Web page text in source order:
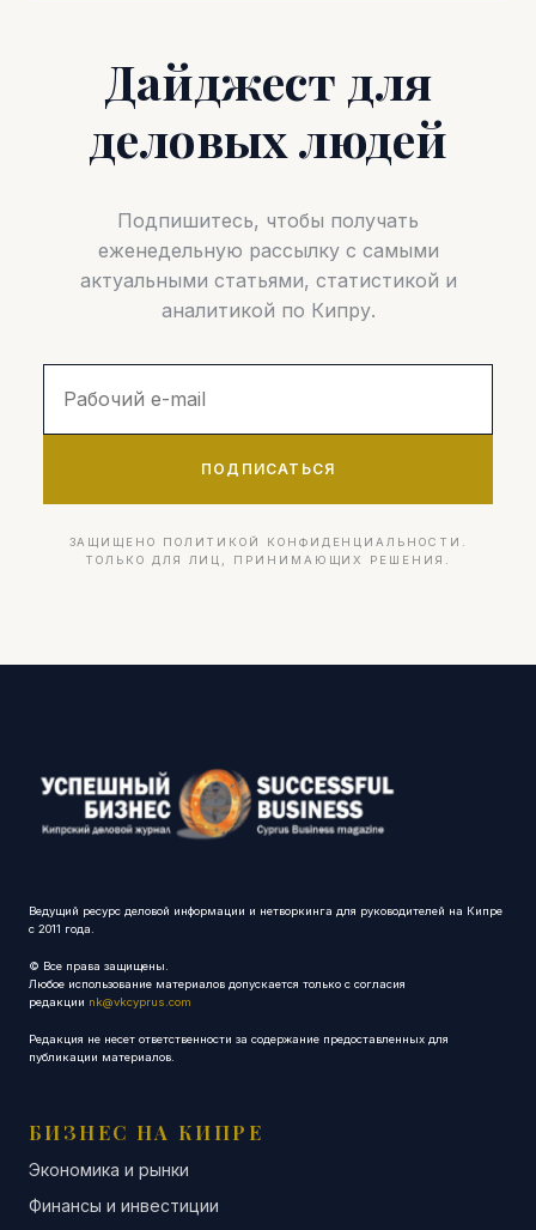
Дайджест для
деловых людей
Подпишитесь, чтобы получать
еженедельную рассылку с самыми
актуальными статьями, статистикой и
аналитикой по Кипру.
ПОДПИСАТЬСЯ
ЗАЩИЩЕНО ПОЛИТИКОЙ КОНФИДЕНЦИАЛЬНОСТИ.
ТОЛЬКО ДЛЯ ЛИЦ, ПРИНИМАЮЩИХ РЕШЕНИЯ.
Ведущий ресурс деловой информации и нетворкинга для руководителей на Кипре
с 2011 года.
© Все права защищены.
Любое использование материалов допускается только с согласия
редакции nk@vkcyprus.com
Редакция не несет ответственности за содержание предоставленных для
публикации материалов.
БИЗНЕС НА КИПРЕ
Экономика и рынки
Финансы и инвестиции